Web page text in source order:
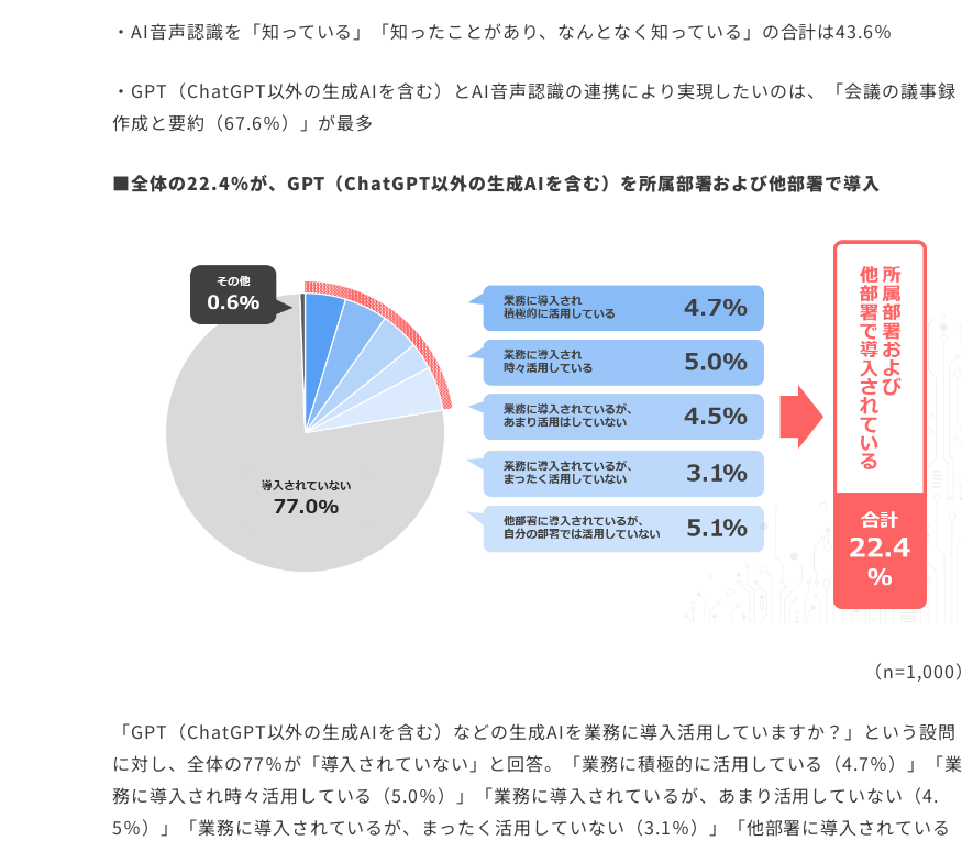
・AI音声認識を「知っている」「知ったことがあり、なんとなく知っている」の合計は43.6％
・GPT（ChatGPT以外の生成AIを含む）とAI音声認識の連携により実現したいのは、「会議の議事録
作成と要約（67.6％）」が最多
■全体の22.4％が、GPT（ChatGPT以外の生成AIを含む）を所属部署および他部署で導入
（n=1,000）
「GPT（ChatGPT以外の生成AIを含む）などの生成AIを業務に導入活用していますか？」という設問
に対し、全体の77％が「導入されていない」と回答。「業務に積極的に活用している（4.7％）」「業
務に導入され時々活用している（5.0％）」「業務に導入されているが、あまり活用していない（4.
5％）」「業務に導入されているが、まったく活用していない（3.1％）」「他部署に導入されている